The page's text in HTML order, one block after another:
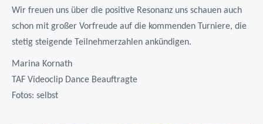
Wir freuen uns über die positive Resonanz uns schauen auch
schon mit großer Vorfreude auf die kommenden Turniere, die
stetig steigende Teilnehmerzahlen ankündigen.
Marina Kornath
TAF Videoclip Dance Beauftragte
Fotos: selbst